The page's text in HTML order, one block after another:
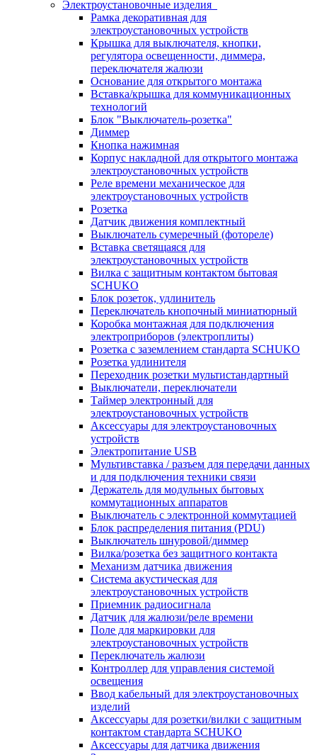
Электроустановочные изделия
Рамка декоративная для
электроустановочных устройств
Крышка для выключателя, кнопки,
регулятора освещенности, диммера,
переключателя жалюзи
Основание для открытого монтажа
Вставка/крышка для коммуникационных
технологий
Блок "Выключатель-розетка"
Диммер
Кнопка нажимная
Корпус накладной для открытого монтажа
электроустановочных устройств
Реле времени механическое для
электроустановочных устройств
Розетка
Датчик движения комплектный
Выключатель сумеречный (фотореле)
Вставка светящаяся для
электроустановочных устройств
Вилка с защитным контактом бытовая
SCHUKO
Блок розеток, удлинитель
Переключатель кнопочный миниатюрный
Коробка монтажная для подключения
электроприборов (электроплиты)
Розетка с заземлением стандарта SCHUKO
Розетка удлинителя
Переходник розетки мультистандартный
Выключатели, переключатели
Таймер электронный для
электроустановочных устройств
Аксессуары для электроустановочных
устройств
Электропитание USB
Мультивставка / разъем для передачи данных
и для подключения техники связи
Держатель для модульных бытовых
коммутационных аппаратов
Выключатель с электронной коммутацией
Блок распределения питания (PDU)
Выключатель шнуровой/диммер
Вилка/розетка без защитного контакта
Механизм датчика движения
Система акустическая для
электроустановочных устройств
Приемник радиосигнала
Датчик для жалюзи/реле времени
Поле для маркировки для
электроустановочных устройств
Переключатель жалюзи
Контроллер для управления системой
освещения
Ввод кабельный для электроустановочных
изделий
Аксессуары для розетки/вилки с защитным
контактом стандарта SCHUKO
Аксессуары для датчика движения